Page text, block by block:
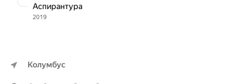
Аспирантура
2019
Колумбус